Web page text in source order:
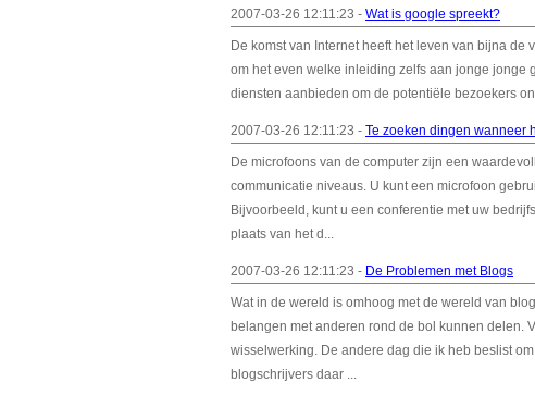
2007-03-26 12:11:23 - Wat is google spreekt?
De komst van Internet heeft het leven van bijna
om het even welke inleiding zelfs aan jonge jonge
diensten aanbieden om de potentiële bezoekers
2007-03-26 12:11:23 - Te zoeken dingen wanneer
De microfoons van de computer zijn een
communicatie niveaus. U kunt een microfoon
Bijvoorbeeld, kunt u een conferentie met uw
plaats van het d...
2007-03-26 12:11:23 - De Problemen met Blogs
Wat in de wereld is omhoog met de wereld van
belangen met anderen rond de bol kunnen delen.
wisselwerking. De andere dag die ik heb beslist
blogschrijvers daar ...